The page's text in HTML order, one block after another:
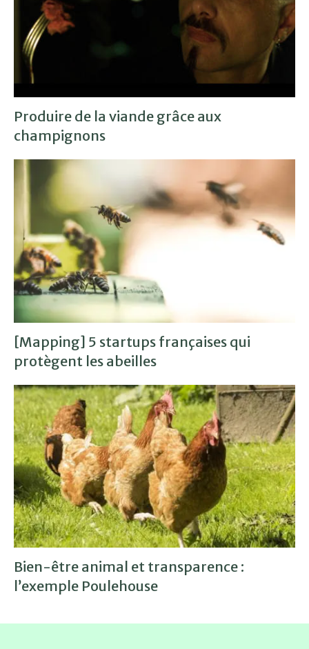
Produire de la viande grâce aux
champignons
[Mapping] 5 startups françaises qui
protègent les abeilles
Bien-être animal et transparence :
l’exemple Poulehouse